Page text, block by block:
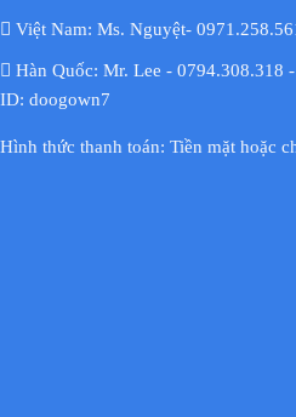
Việt Nam: Ms. Nguyệt-
Hàn Quốc: Mr. Lee - 0794.308.318
ID: doogown7
Hình thức thanh toán: Tiền mặt hoặc